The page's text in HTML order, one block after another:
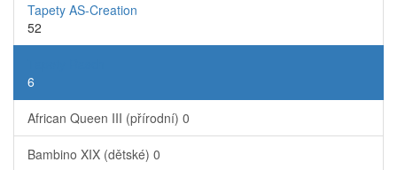
Tapety AS-Creation
52
6
African Queen III (přírodní) 0
Bambino XIX (dětské) 0